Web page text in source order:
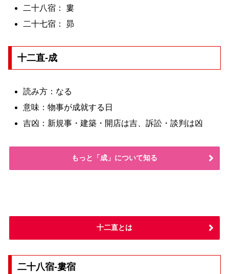
二十八宿： 婁
二十七宿： 昴
十二直-成
読み方：なる
意味：物事が成就する日
吉凶：新規事・建築・開店は吉、訴訟・談判は凶
もっと「成」について知る
十二直とは
二十八宿-婁宿